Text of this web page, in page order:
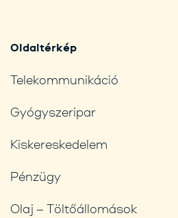
Oldaltérkép
Telekommunikáció
Gyógyszeripar
Kiskereskedelem
Pénzügy
Olaj – Töltőállomások